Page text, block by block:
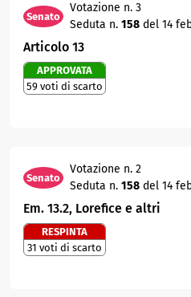
Senato
Votazione n. 3
Seduta n. 158 del 14
Articolo 13
APPROVATA
59 voti di scarto
Senato
Votazione n. 2
Seduta n. 158 del 14
Em. 13.2, Lorefice e altri
RESPINTA
31 voti di scarto